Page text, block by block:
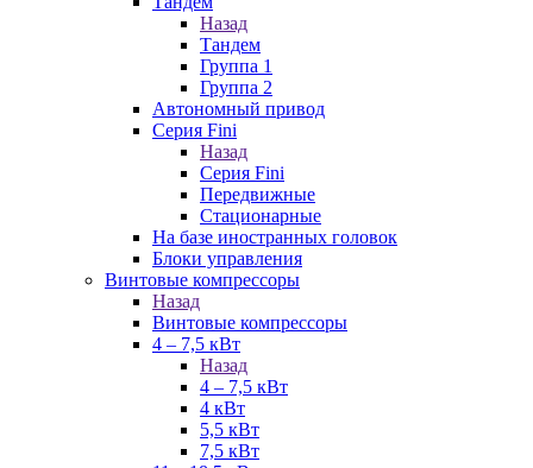
Назад
Тандем
Группа 1
Группа 2
Автономный привод
Серия Fini
Назад
Серия Fini
Передвижные
Стационарные
На базе иностранных головок
Блоки управления
Винтовые компрессоры
Назад
Винтовые компрессоры
4 – 7,5 кВт
Назад
4 – 7,5 кВт
4 кВт
5,5 кВт
7,5 кВт